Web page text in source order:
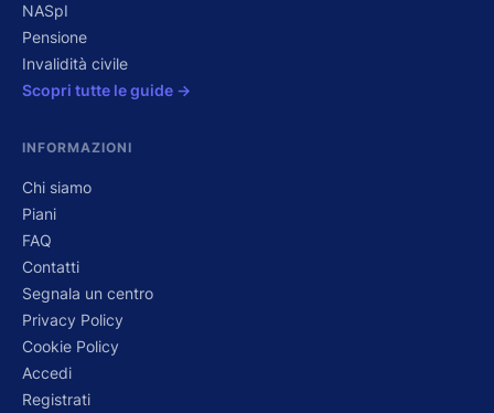
NASpI
Pensione
Invalidità civile
Scopri tutte le guide →
INFORMAZIONI
Chi siamo
Piani
FAQ
Contatti
Segnala un centro
Privacy Policy
Cookie Policy
Accedi
Registrati